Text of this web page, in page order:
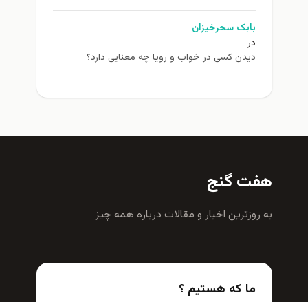
بابک سحرخیزان
در
دیدن کسی در خواب و رویا چه معنایی دارد؟
هفت گنج
به روزترين اخبار و مقالات درباره همه چيز
ما که هستیم ؟